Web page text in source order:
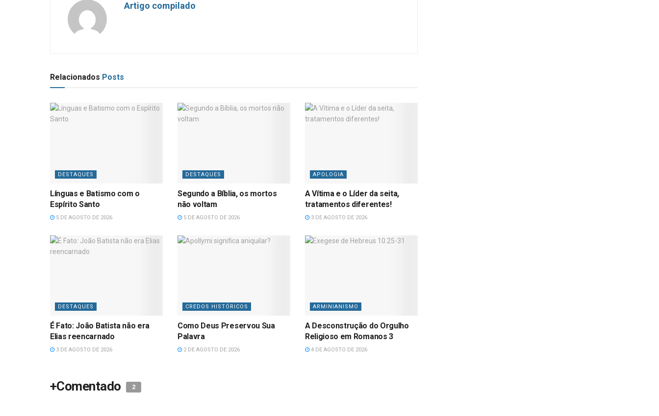
Artigo compilado
Relacionados Posts
DESTAQUES
Línguas e Batismo com o
Espírito Santo
5 DE AGOSTO DE 2026
DESTAQUES
Segundo a Bíblia, os mortos
não voltam
5 DE AGOSTO DE 2026
APOLOGIA
A Vítima e o Líder da seita,
tratamentos diferentes!
3 DE AGOSTO DE 2026
DESTAQUES
É Fato: João Batista não era
Elias reencarnado
3 DE AGOSTO DE 2026
CREDOS HISTÓRICOS
Como Deus Preservou Sua
Palavra
2 DE AGOSTO DE 2026
ARMINIANISMO
A Desconstrução do Orgulho
Religioso em Romanos 3
4 DE AGOSTO DE 2026
+Comentado 2